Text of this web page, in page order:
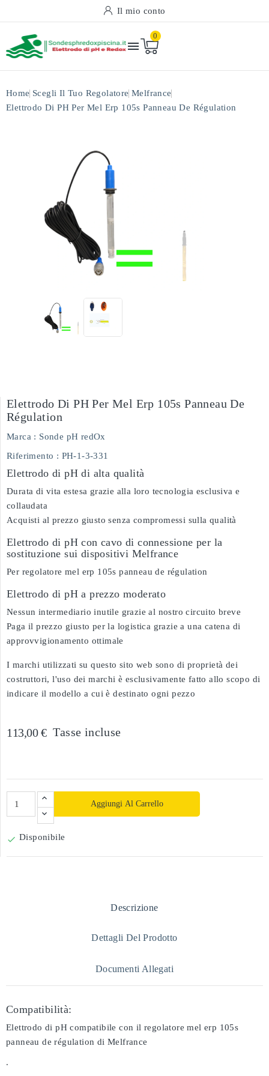
Il mio conto

0
Home Scegli Il Tuo Regolatore Melfrance
Elettrodo Di PH Per Mel Erp 105s Panneau De Régulation
Elettrodo Di PH Per Mel Erp 105s Panneau De
Régulation
Marca : Sonde pH redOx
Riferimento : PH-1-3-331
Elettrodo di pH di alta qualità
Durata di vita estesa grazie alla loro tecnologia esclusiva e
collaudata
Acquisti al prezzo giusto senza compromessi sulla qualità
Elettrodo di pH con cavo di connessione per la
sostituzione sui dispositivi Melfrance
Per regolatore mel erp 105s panneau de régulation
Elettrodo di pH a prezzo moderato
Nessun intermediario inutile grazie al nostro circuito breve
Paga il prezzo giusto per la logistica grazie a una catena di
approvvigionamento ottimale
I marchi utilizzati su questo sito web sono di proprietà dei
costruttori, l'uso dei marchi è esclusivamente fatto allo scopo di
indicare il modello a cui è destinato ogni pezzo
113,00 € Tasse incluse
Aggiungi Al Carrello
 Disponibile
Descrizione
Dettagli Del Prodotto
Documenti Allegati
Compatibilità:
Elettrodo di pH compatibile con il regolatore mel erp 105s
panneau de régulation di Melfrance
.